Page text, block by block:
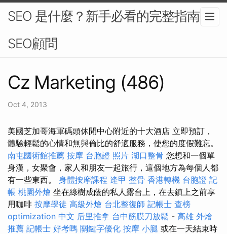
SEO 是什麼？新手必看的完整指南-
SEO顧問
Cz Marketing (486)
Oct 4, 2013
美國芝加哥海軍碼頭休閒中心附近的十大酒店 立即預訂，
體驗輕鬆的心情和無與倫比的舒適服務，使您的度假難忘。
南屯國術館推薦 按摩 台胞證 照片 湖口整骨 您想和一個單
身漢，女聚會，家人和朋友一起旅行，這個地方為每個人都
有一些東西。 身體按摩課程 逢甲 整骨 香港轉機 台胞證 記
帳 桃園外燴 坐在綠樹成蔭的私人露台上，在去鎮上之前享
用咖啡 按摩學徒 高級外燴 台北整復師 記帳士 查榜
optimization 中文 后里推拿 台中筋膜刀放鬆 - 高雄 外燴
推薦 記帳士 好考嗎 關鍵字優化 按摩 小腿 或在一天結束時